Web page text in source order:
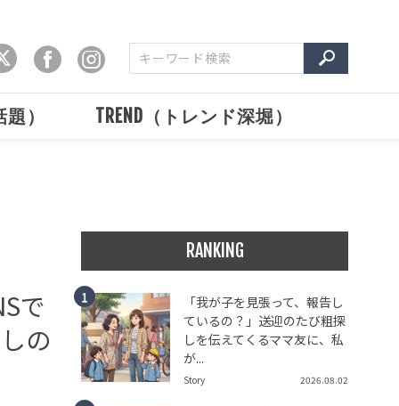
） TREND（トレンド深堀）
で
の
RANKING
「我が子を見張って、報告し
ているの？」送迎のたび粗探
しを伝えてくるママ友に、私
が...
Story 2026.08.02